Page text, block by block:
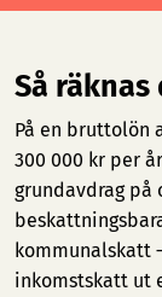
Så
På en bruttolön
300 000 kr per
grundavdrag på
kommunalskatt
inkomstskatt ut